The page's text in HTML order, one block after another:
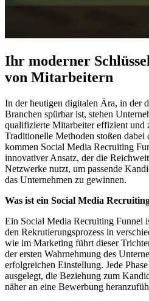
Ihr moderner
von Mitarbeitern
In der heutigen digitalen Ära, in der
Branchen spürbar ist, stehen
qualifizierte Mitarbeiter effizient und
Traditionelle Methoden stoßen
kommen Social Media Recruiting
innovativer Ansatz, der die
Netzwerke nutzt, um passende
das Unternehmen zu gewinnen.
Was ist ein Social Media
Ein Social Media Recruiting Funnel
den Rekrutierungsprozess in
wie im Marketing führt dieser
der ersten Wahrnehmung des
erfolgreichen Einstellung. Jede
ausgelegt, die Beziehung zum
näher an eine Bewerbung